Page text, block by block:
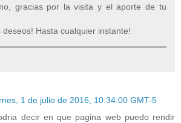
gracias por la visita y el aporte de tu
deseos! Hasta cualquier instante!
1 de julio de 2016, 10:34:00 GMT-5
decir en que pagina web puedo rendir